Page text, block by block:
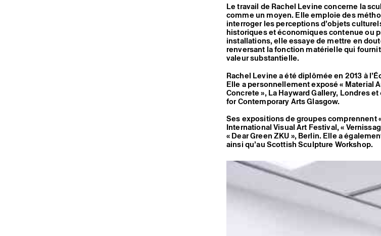
Le travail de Rachel Levine concerne la
comme un moyen. Elle emploie des
interroger les perceptions d’objets
historiques et économiques contenue ou
installations, elle essaye de mettre en
renversant la fonction matérielle qui
valeur substantielle.
Rachel Levine a été diplômée en 2013 à
Elle a personnellement exposé « Material
Concrete », La Hayward Gallery, Londres
for Contemporary Arts Glasgow.
Ses expositions de groupes comprennent
International Visual Art Festival, «
« Dear Green ZKU », Berlin. Elle a
ainsi qu’au Scottish Sculpture Workshop.